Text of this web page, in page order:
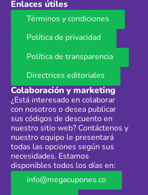
Enlaces útiles
Términos y condiciones
Política de privacidad
Política de transparencia
Directrices editoriales
Colaboración y marketing
¿Está interesado en colaborar
con nosotros o desea publicar
sus códigos de descuento en
nuestro sitio web? Contáctenos y
nuestro equipo le presentará
todas las opciones según sus
necesidades. Estamos
disponibles todos los días en:
info@megacupones.co